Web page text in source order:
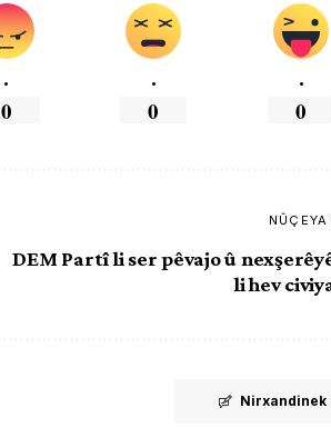
.
0
.
0
.
0
NÛÇEYA
DEM Partî li ser pêvajo û
li hev
Nirxandinek